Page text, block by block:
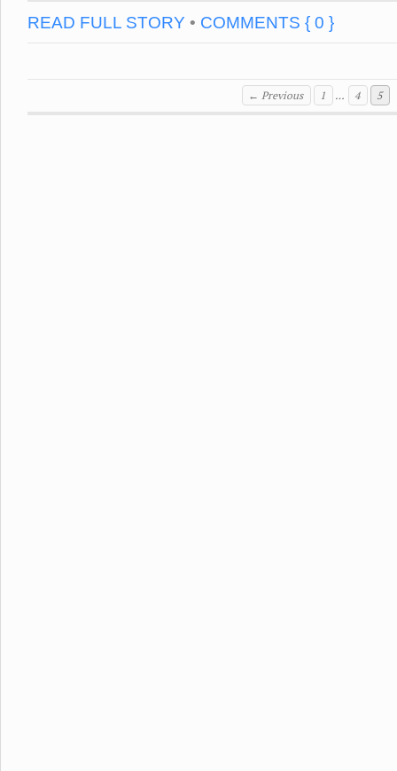
READ FULL STORY • COMMENTS { 0 }
← Previous 1 … 4 5